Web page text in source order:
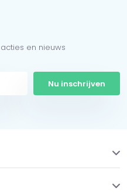
en nieuws
Nu inschrijven